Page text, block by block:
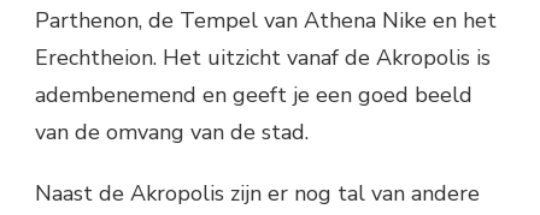
Parthenon, de Tempel van Athena Nike en het
Erechtheion. Het uitzicht vanaf de Akropolis is
adembenemend en geeft je een goed beeld
van de omvang van de stad.
Naast de Akropolis zijn er nog tal van andere